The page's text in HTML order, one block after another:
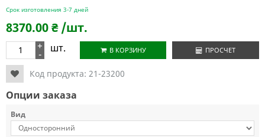
Срок изготовления 3-7 дней
8370.00₴ /шт.
+
- шт. В КОРЗИНУ ПРОСЧЕТ
Код продукта: 21-23200
Опции заказа
Вид